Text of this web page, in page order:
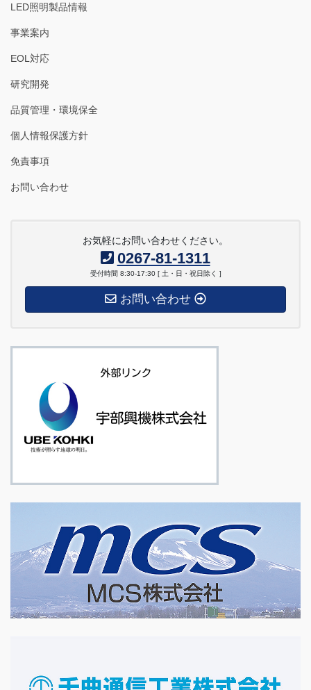
LED照明製品情報
事業案内
EOL対応
研究開発
品質管理・環境保全
個人情報保護方針
免責事項
お問い合わせ
お気軽にお問い合わせください。
0267-81-1311
受付時間 8:30-17:30 [ 土・日・祝日除く ]
お問い合わせ